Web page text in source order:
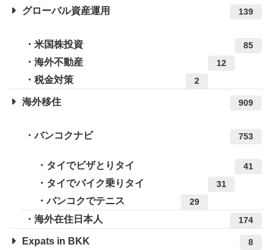
グローバル資産運用 139
米国株投資 85
海外不動産 12
税金対策 2
海外移住 909
バンコクナビ 753
タイでビザとりタイ 41
タイでバイク乗りタイ 31
バンコクでテニス 29
海外在住日本人 174
Expats in BKK 8